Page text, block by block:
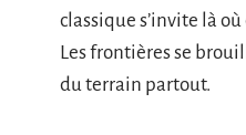
classique s’invite là
Les frontières se
du terrain partout.